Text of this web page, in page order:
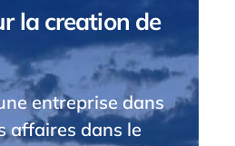
la creation de
entreprise dans
affaires dans le